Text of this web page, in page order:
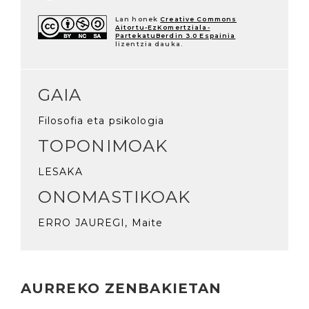
Lan honek Creative Commons
Aitortu-EzKomertziala-
PartekatuBerdin 3.0 Espainia
lizentzia dauka.
GAIA
Filosofia eta psikologia
TOPONIMOAK
LESAKA
ONOMASTIKOAK
ERRO JAUREGI, Maite
AURREKO ZENBAKIETAN